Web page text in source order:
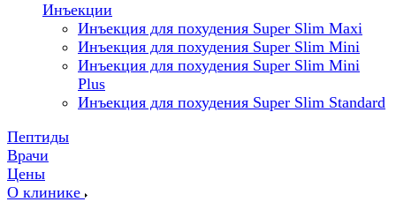
Инъекции
Инъекция для похудения Super Slim Maxi
Инъекция для похудения Super Slim Mini
Инъекция для похудения Super Slim Mini
Plus
Инъекция для похудения Super Slim Standard
Пептиды
Врачи
Цены
О клинике